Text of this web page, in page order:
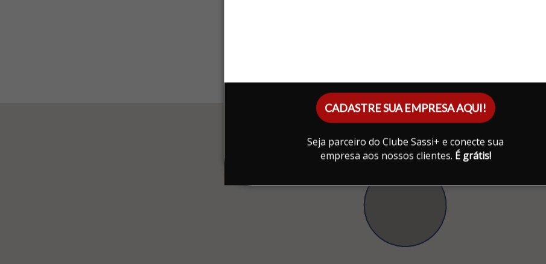
CADASTRE SUA EMPRESA AQUI!
Seja parceiro do Clube Sassi+ e conecte sua
empresa aos nossos clientes. É grátis!